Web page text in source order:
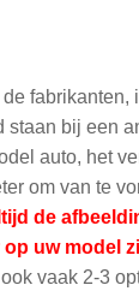
fabrikanten,
bij een
auto, het
om van te
de
uw model
vaak 2-3